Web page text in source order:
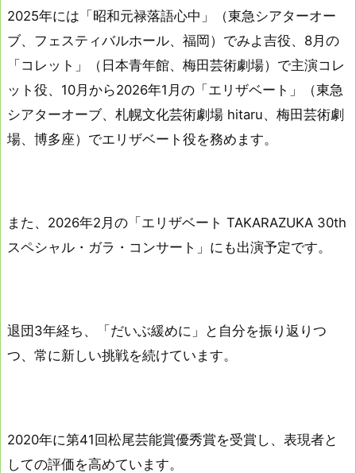
2025年には「昭和元禄落語心中」（東急シアターオー
ブ、フェスティバルホール、福岡）でみよ吉役、8月の
「コレット」（日本青年館、梅田芸術劇場）で主演コレ
ット役、10月から2026年1月の「エリザベート」（東急
シアターオーブ、札幌文化芸術劇場 hitaru、梅田芸術劇
場、博多座）でエリザベート役を務めます。
また、2026年2月の「エリザベート TAKARAZUKA 30th
スペシャル・ガラ・コンサート」にも出演予定です。
退団3年経ち、「だいぶ緩めに」と自分を振り返りつ
つ、常に新しい挑戦を続けています。
2020年に第41回松尾芸能賞優秀賞を受賞し、表現者と
しての評価を高めています。